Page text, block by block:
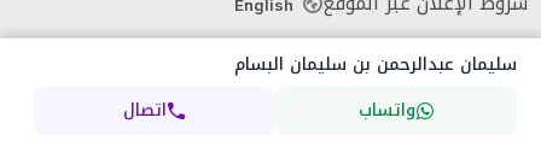
English
سليمان عبدالرحمن بن سليمان البسام
واتساب
اتصال